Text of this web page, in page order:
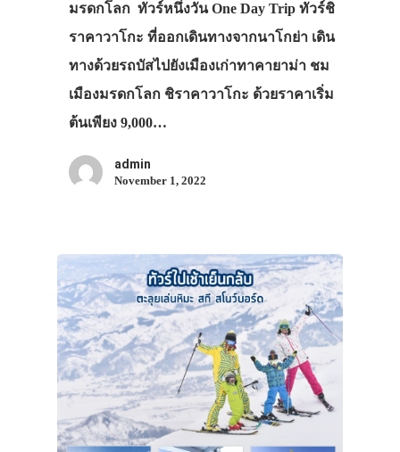
มรดกโลก ทัวร์หนึ่งวัน One Day Trip ทัวร์ชิ
ราคาวาโกะ ที่ออกเดินทางจากนาโกย่า เดิน
ทางด้วยรถบัสไปยังเมืองเก่าทาคายาม่า ชม
เมืองมรดกโลก ชิราคาวาโกะ ด้วยราคาเริ่ม
ต้นเพียง 9,000…
admin
November 1, 2022